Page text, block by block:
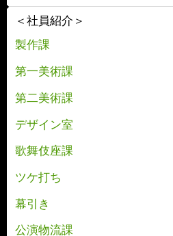
＜社員紹介＞
製作課
第一美術課
第二美術課
デザイン室
歌舞伎座課
ツケ打ち
幕引き
公演物流課